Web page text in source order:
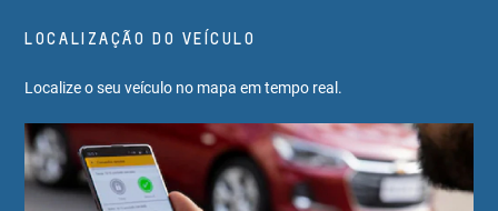
LOCALIZAÇÃO DO VEÍCULO
Localize o seu veículo no mapa em tempo real.